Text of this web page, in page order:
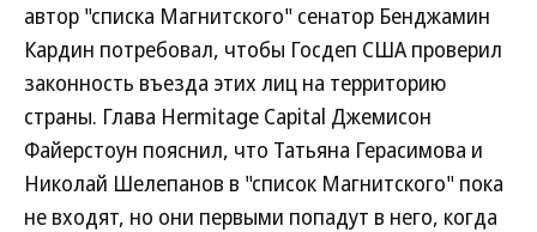
автор "списка Магнитского" сенатор Бенджамин
Кардин потребовал, чтобы Госдеп США проверил
законность въезда этих лиц на территорию
страны. Глава Hermitage Capital Джемисон
Файерстоун пояснил, что Татьяна Герасимова и
Николай Шелепанов в "список Магнитского" пока
не входят, но они первыми попадут в него, когда